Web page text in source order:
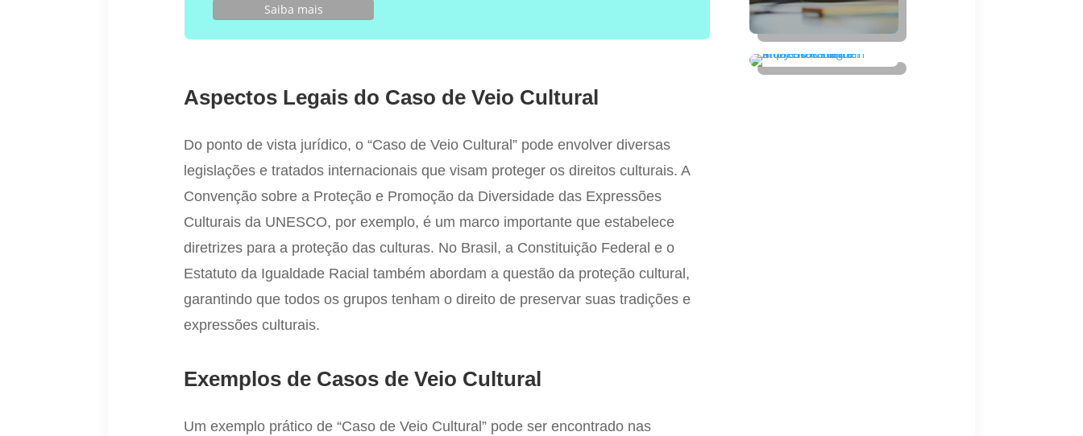
Saiba mais
Aspectos Legais do Caso de Veio Cultural
Do ponto de vista jurídico, o “Caso de Veio Cultural” pode envolver diversas
legislações e tratados internacionais que visam proteger os direitos culturais. A
Convenção sobre a Proteção e Promoção da Diversidade das Expressões
Culturais da UNESCO, por exemplo, é um marco importante que estabelece
diretrizes para a proteção das culturas. No Brasil, a Constituição Federal e o
Estatuto da Igualdade Racial também abordam a questão da proteção cultural,
garantindo que todos os grupos tenham o direito de preservar suas tradições e
expressões culturais.
Exemplos de Casos de Veio Cultural
Um exemplo prático de “Caso de Veio Cultural” pode ser encontrado nas